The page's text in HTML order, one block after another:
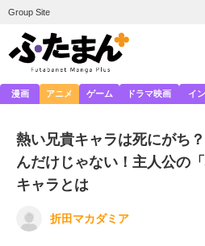
Group Site
漫画 アニメ ゲーム ドラマ映画 イ
熱い兄貴キャラは死にがち
んだけじゃない！主人公の
キャラとは
折田マカダミア